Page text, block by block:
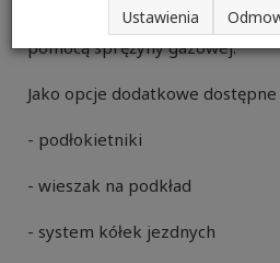
zatyczką w podgłówku.
pomocą sprężyny gazowej.
Jako opcje dodatkowe dostępne
- podłokietniki
- wieszak na podkład
- system kółek jezdnych
Ustawienia